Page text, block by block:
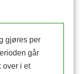
gjøres per
går
over i et